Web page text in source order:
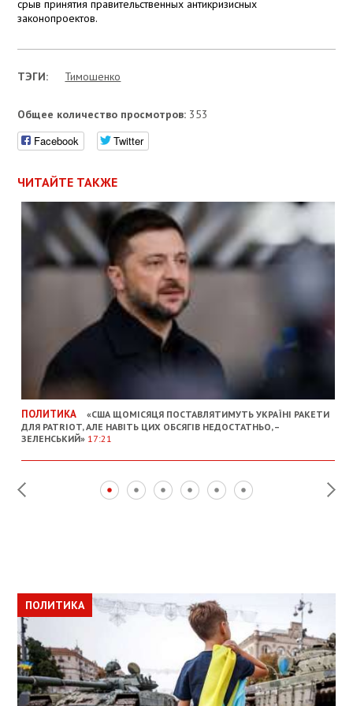
срыв принятия правительственных антикризисных
законопроектов.
ТЭГИ: Тимошенко
Общее количество просмотров: 353
Facebook Twitter
ЧИТАЙТЕ ТАКЖЕ
ПОЛИТИКА
«США ЩОМІСЯЦЯ ПОСТАВЛЯТИМУТЬ УКРАЇНІ РАКЕТИ
ДЛЯ PATRIOT, АЛЕ НАВІТЬ ЦИХ ОБСЯГІВ НЕДОСТАТНЬО, –
ЗЕЛЕНСЬКИЙ» 17:21
ПОЛИТИКА
ПОЛИТИКА
ОБЩЕСТВО
ПОЛИТИКА
ЭКОНОМИКА